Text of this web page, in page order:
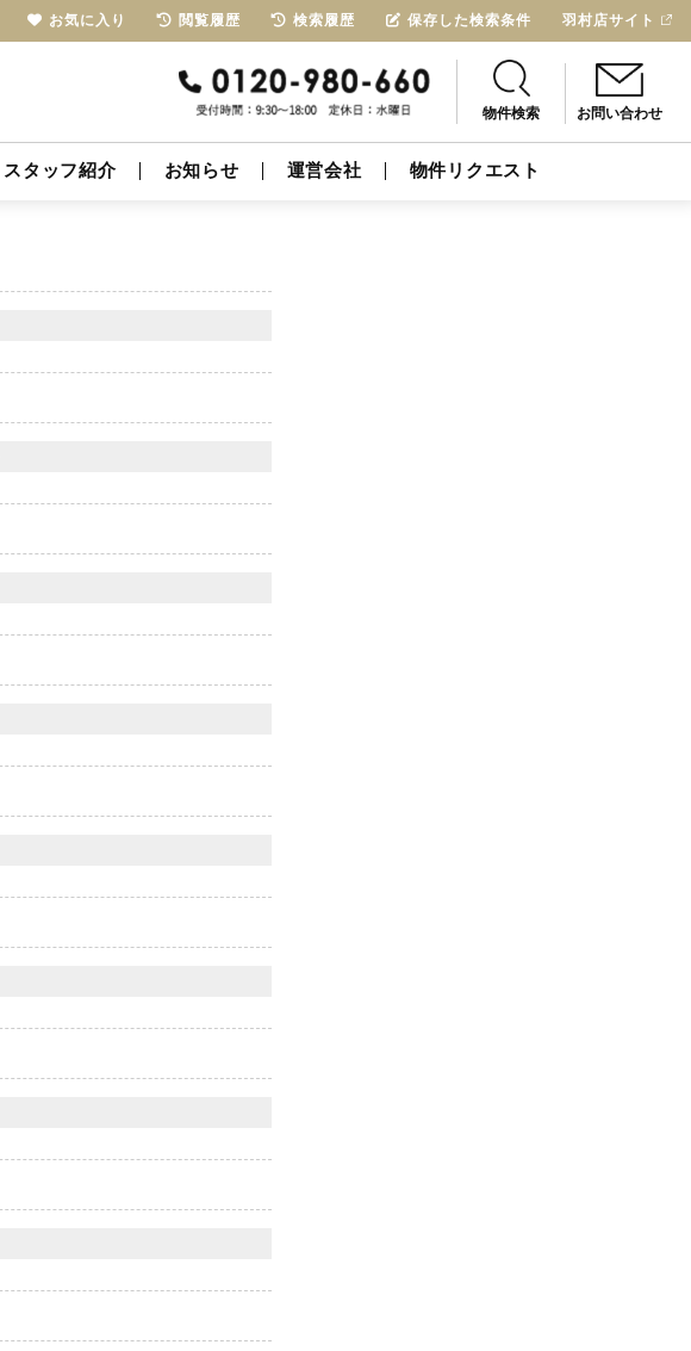
物件検索 お問い合わせ
スタッフ紹介 お知らせ 運営会社 物件リクエスト
お気に入り 閲覧履歴 検索履歴 保存した検索条件 羽村店サイト